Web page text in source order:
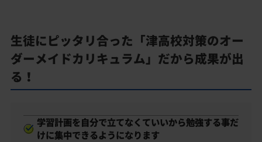
生徒にピッタリ合った「津高校対策のオー
ダーメイドカリキュラム」だから成果が出
る！
学習計画を自分で立てなくていいから勉強する事だ
けに集中できるようになります